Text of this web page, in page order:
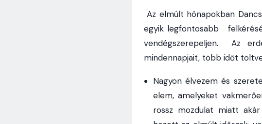
Az elmúlt hónapokban
egyik legfontosabb
vendégszerepeljen. Az
mindennapjait, több időt
Nagyon élvezem és
elem, amelyeket
rossz mozdulat miatt